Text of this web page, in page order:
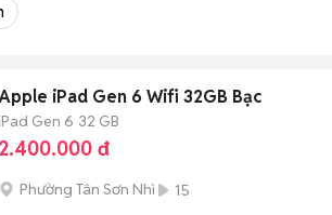
iPad Gen 6 Wifi 32GB Bạc
iPad Gen 6 32 GB
2.400.000 đ
Phường Tân Sơn Nhì 15